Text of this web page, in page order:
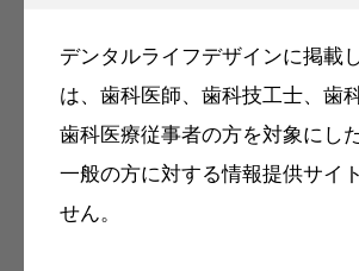
デンタルライフデザインに掲載
は、歯科医師、歯科技工士、歯
歯科医療従事者の方を対象にし
一般の方に対する情報提供サイ
せん。
メリット